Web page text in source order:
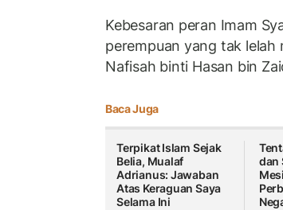
Kebesaran peran Imam
perempuan yang tak lelah
Nafisah binti Hasan bin
Baca Juga
Terpikat Islam Sejak
Belia, Mualaf
Adrianus: Jawaban
Atas Keraguan Saya
Selama Ini
dan